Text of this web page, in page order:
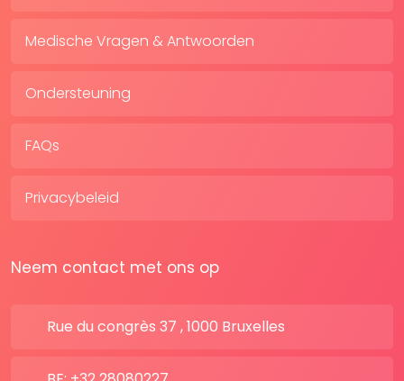
Medische Vragen & Antwoorden
Ondersteuning
FAQs
Privacybeleid
Neem contact met ons op
Rue du congrès 37 , 1000 Bruxelles